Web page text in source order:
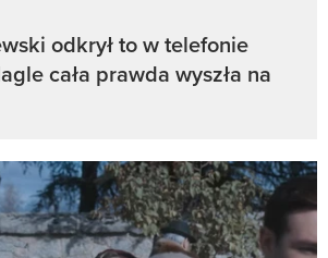
odkrył to w telefonie
cała prawda wyszła na